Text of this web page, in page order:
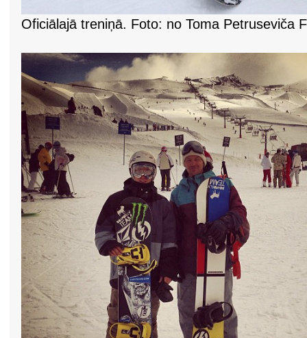
Oficiālajā treniņā. Foto: no Toma Petruseviča